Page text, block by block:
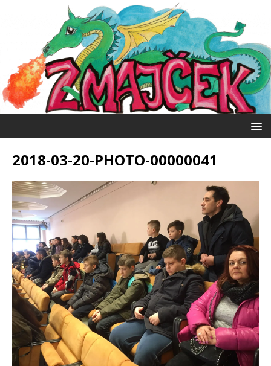
2018-03-20-PHOTO-00000041